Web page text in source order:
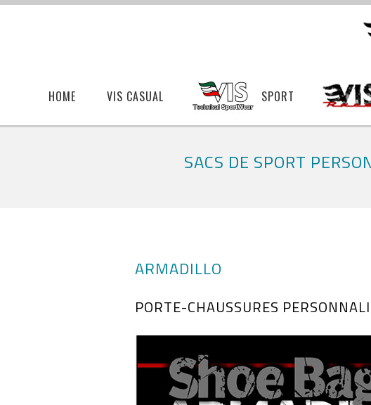
HOME VIS CASUAL SPORT
SACS DE SPORT
ARMADILLO
PORTE-CHAUSSURES